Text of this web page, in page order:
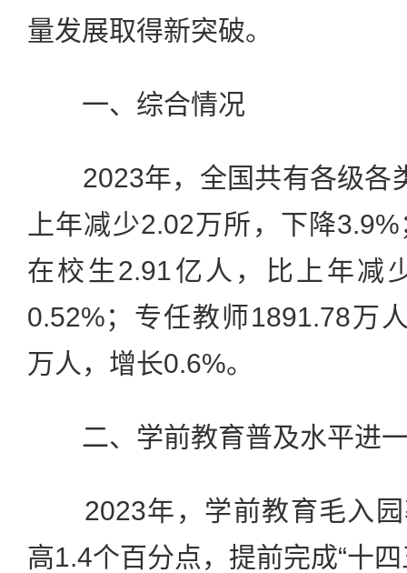
量发展取得新突破。
一、综合情况
2023年，全国共有各级各
上年减少2.02万所，下降
在校生2.91亿人，比上年减
0.52%；专任教师1891.78万
万人，增长0.6%。
二、学前教育普及水平进
2023年，学前教育毛入园
高1.4个百分点，提前完成“十